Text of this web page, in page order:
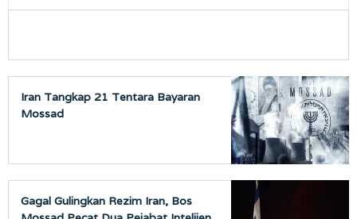
Iran Tangkap 21 Tentara Bayaran
Mossad
Gagal Gulingkan Rezim Iran, Bos